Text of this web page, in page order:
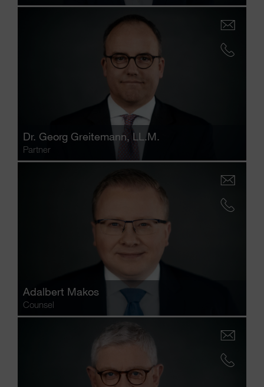
Dr. Georg Greitemann, LL.M.
Partner
Adalbert Makos
Counsel